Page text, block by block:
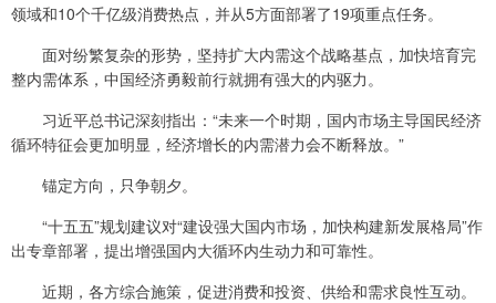
领域和10个千亿级消费热点，并从5方面部署了19项重点任务。
面对纷繁复杂的形势，坚持扩大内需这个战略基点，加快培育完
整内需体系，中国经济勇毅前行就拥有强大的内驱力。
习近平总书记深刻指出：“未来一个时期，国内市场主导国民经济
循环特征会更加明显，经济增长的内需潜力会不断释放。”
锚定方向，只争朝夕。
“十五五”规划建议对“建设强大国内市场，加快构建新发展格局”作
出专章部署，提出增强国内大循环内生动力和可靠性。
近期，各方综合施策，促进消费和投资、供给和需求良性互动。